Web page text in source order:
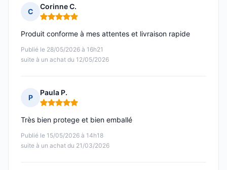
C
Corinne C.
Note : 5 sur 5
Publié le 28/05/2026 à 16h21
suite à un achat du 12/05/2026
Produit conforme à mes attentes et livraison rapide
P
Paula P.
Note : 5 sur 5
Publié le 15/05/2026 à 14h18
suite à un achat du 21/03/2026
Très bien protege et bien emballé